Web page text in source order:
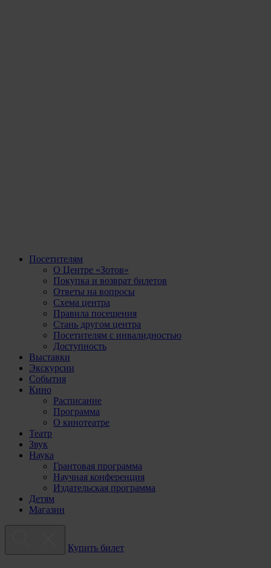
Посетителям
О Центре «Зотов»
Покупка и возврат билетов
Ответы на вопросы
Схема центра
Правила посещения
Стань другом центра
Посетителям с инвалидностью
Доступность
Выставки
Экскурсии
События
Кино
Расписание
Программа
О кинотеатре
Театр
Звук
Наука
Грантовая программа
Научная конференция
Издательская программа
Детям
Магазин
Купить билет